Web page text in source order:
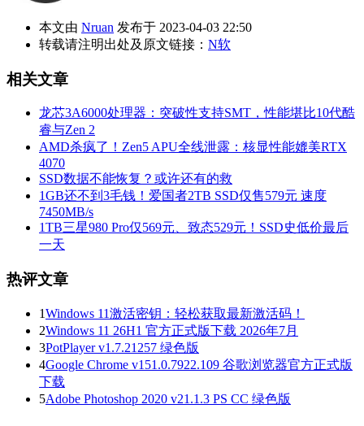
本文由 Nruan 发布于 2023-04-03 22:50
转载请注明出处及原文链接： N软
相关文章
龙芯3A6000处理器：突破性支持SMT，性能堪比10代酷
睿与Zen 2
AMD杀疯了！Zen5 APU全线泄露：核显性能媲美RTX
4070
SSD数据不能恢复？或许还有的救
1GB还不到3毛钱！爱国者2TB SSD仅售579元 速度
7450MB/s
1TB三星980 Pro仅569元、致态529元！SSD史低价最后
一天
热评文章
1Windows 11激活密钥：轻松获取最新激活码！
2Windows 11 26H1 官方正式版下载 2026年7月
3PotPlayer v1.7.21257 绿色版
4Google Chrome v151.0.7922.109 谷歌浏览器官方正式版
下载
5Adobe Photoshop 2020 v21.1.3 PS CC 绿色版